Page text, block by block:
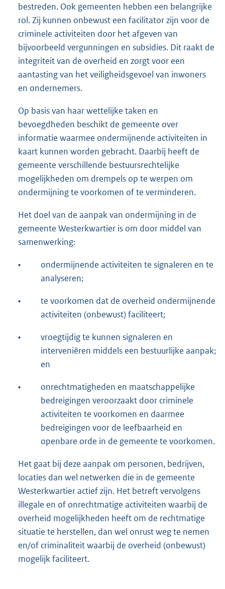
bestreden. Ook gemeenten hebben een belangrijke
rol. Zij kunnen onbewust een facilitator zijn voor de
criminele activiteiten door het afgeven van
bijvoorbeeld vergunningen en subsidies. Dit raakt de
integriteit van de overheid en zorgt voor een
aantasting van het veiligheidsgevoel van inwoners
en ondernemers.
Op basis van haar wettelijke taken en
bevoegdheden beschikt de gemeente over
informatie waarmee ondermijnende activiteiten in
kaart kunnen worden gebracht. Daarbij heeft de
gemeente verschillende bestuursrechtelijke
mogelijkheden om drempels op te werpen om
ondermijning te voorkomen of te verminderen.
Het doel van de aanpak van ondermijning in de
gemeente Westerkwartier is om door middel van
samenwerking:
•
ondermijnende activiteiten te signaleren en te
analyseren;
•
te voorkomen dat de overheid ondermijnende
activiteiten (onbewust) faciliteert;
•
vroegtijdig te kunnen signaleren en
interveniëren middels een bestuurlijke aanpak;
en
•
onrechtmatigheden en maatschappelijke
bedreigingen veroorzaakt door criminele
activiteiten te voorkomen en daarmee
bedreigingen voor de leefbaarheid en
openbare orde in de gemeente te voorkomen.
Het gaat bij deze aanpak om personen, bedrijven,
locaties dan wel netwerken die in de gemeente
Westerkwartier actief zijn. Het betreft vervolgens
illegale en of onrechtmatige activiteiten waarbij de
overheid mogelijkheden heeft om de rechtmatige
situatie te herstellen, dan wel onrust weg te nemen
en/of criminaliteit waarbij de overheid (onbewust)
mogelijk faciliteert.